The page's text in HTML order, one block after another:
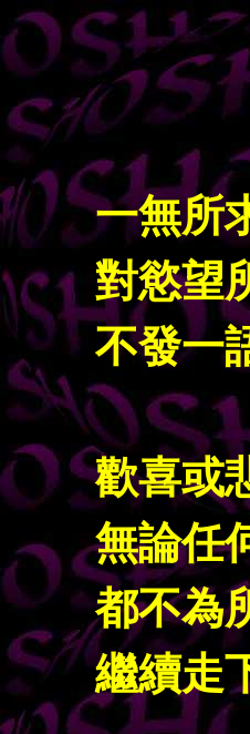
一無所
對慾望
不發一
歡喜或
無論任
都不為
繼續走